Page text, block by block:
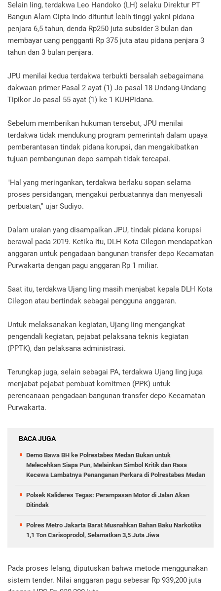
Selain Iing, terdakwa Leo Handoko (LH) selaku Direktur PT
Bangun Alam Cipta Indo dituntut lebih tinggi yakni pidana
penjara 6,5 tahun, denda Rp250 juta subsider 3 bulan dan
membayar uang pengganti Rp 375 juta atau pidana penjara 3
tahun dan 3 bulan penjara.
JPU menilai kedua terdakwa terbukti bersalah sebagaimana
dakwaan primer Pasal 2 ayat (1) Jo pasal 18 Undang-Undang
Tipikor Jo pasal 55 ayat (1) ke 1 KUHPidana.
Sebelum memberikan hukuman tersebut, JPU menilai
terdakwa tidak mendukung program pemerintah dalam upaya
pemberantasan tindak pidana korupsi, dan mengakibatkan
tujuan pembangunan depo sampah tidak tercapai.
"Hal yang meringankan, terdakwa berlaku sopan selama
proses persidangan, mengakui perbuatannya dan menyesali
perbuatan," ujar Sudiyo.
Dalam uraian yang disampaikan JPU, tindak pidana korupsi
berawal pada 2019. Ketika itu, DLH Kota Cilegon mendapatkan
anggaran untuk pengadaan bangunan transfer depo Kecamatan
Purwakarta dengan pagu anggaran Rp 1 miliar.
Saat itu, terdakwa Ujang Iing masih menjabat kepala DLH Kota
Cilegon atau bertindak sebagai pengguna anggaran.
Untuk melaksanakan kegiatan, Ujang Iing mengangkat
pengendali kegiatan, pejabat pelaksana teknis kegiatan
(PPTK), dan pelaksana administrasi.
Terungkap juga, selain sebagai PA, terdakwa Ujang Iing juga
menjabat pejabat pembuat komitmen (PPK) untuk
perencanaan pengadaan bangunan transfer depo Kecamatan
Purwakarta.
BACA JUGA
Demo Bawa BH ke Polrestabes Medan Bukan untuk
Melecehkan Siapa Pun, Melainkan Simbol Kritik dan Rasa
Kecewa Lambatnya Penanganan Perkara di Polrestabes Medan
Polsek Kalideres Tegas: Perampasan Motor di Jalan Akan
Ditindak
Polres Metro Jakarta Barat Musnahkan Bahan Baku Narkotika
1,1 Ton Carisoprodol, Selamatkan 3,5 Juta Jiwa
Pada proses lelang, diputuskan bahwa metode menggunakan
sistem tender. Nilai anggaran pagu sebesar Rp 939,200 juta